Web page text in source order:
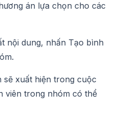
án lựa chọn cho các
nội dung, nhấn Tạo bình
xuất hiện trong cuộc
viên trong nhóm có thể